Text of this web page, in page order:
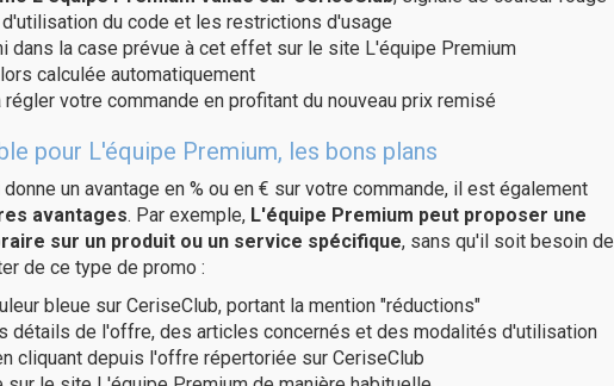
du code et les restrictions d'usage
dans la case prévue à cet effet sur le site L'équipe Premium
calculée automatiquement
votre commande en profitant du nouveau prix remisé
pour L'équipe Premium, les bons plans
un avantage en % ou en € sur votre commande, il est également
avantages. Par exemple, L'équipe Premium peut proposer une
sur un produit ou un service spécifique, sans qu'il soit besoin de
de ce type de promo :
bleue sur CeriseClub, portant la mention "réductions"
détails de l'offre, des articles concernés et des modalités d'utilisation
cliquant depuis l'offre répertoriée sur CeriseClub